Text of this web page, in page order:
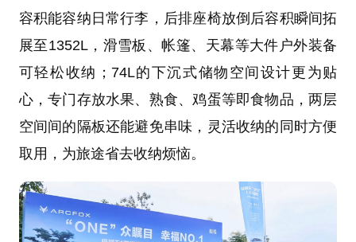
容积能容纳日常行李，后排座椅放倒后容积瞬间拓
展至1352L，滑雪板、帐篷、天幕等大件户外装备
可轻松收纳；74L的下沉式储物空间设计更为贴
心，专门存放水果、熟食、鸡蛋等即食物品，两层
空间间的隔板还能避免串味，灵活收纳的同时方便
取用，为旅途省去收纳烦恼。